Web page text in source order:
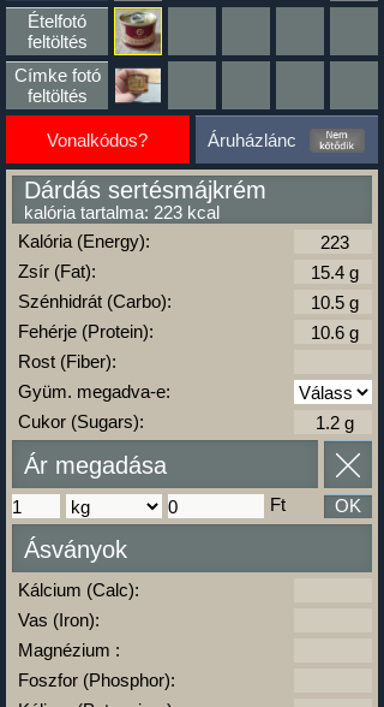
Ételfotó
feltöltés
Címke fotó
feltöltés
Vonalkódos? Áruházlánc
Dárdás sertésmájkrém
kalória tartalma: 223 kcal
Kalória (Energy):
Zsír (Fat):
Szénhidrát (Carbo):
Fehérje (Protein):
Rost (Fiber):
Gyüm. megadva-e:
Cukor (Sugars):
Ár megadása
Ft OK
Ásványok
Kálcium (Calc):
Vas (Iron):
Magnézium :
Foszfor (Phosphor):